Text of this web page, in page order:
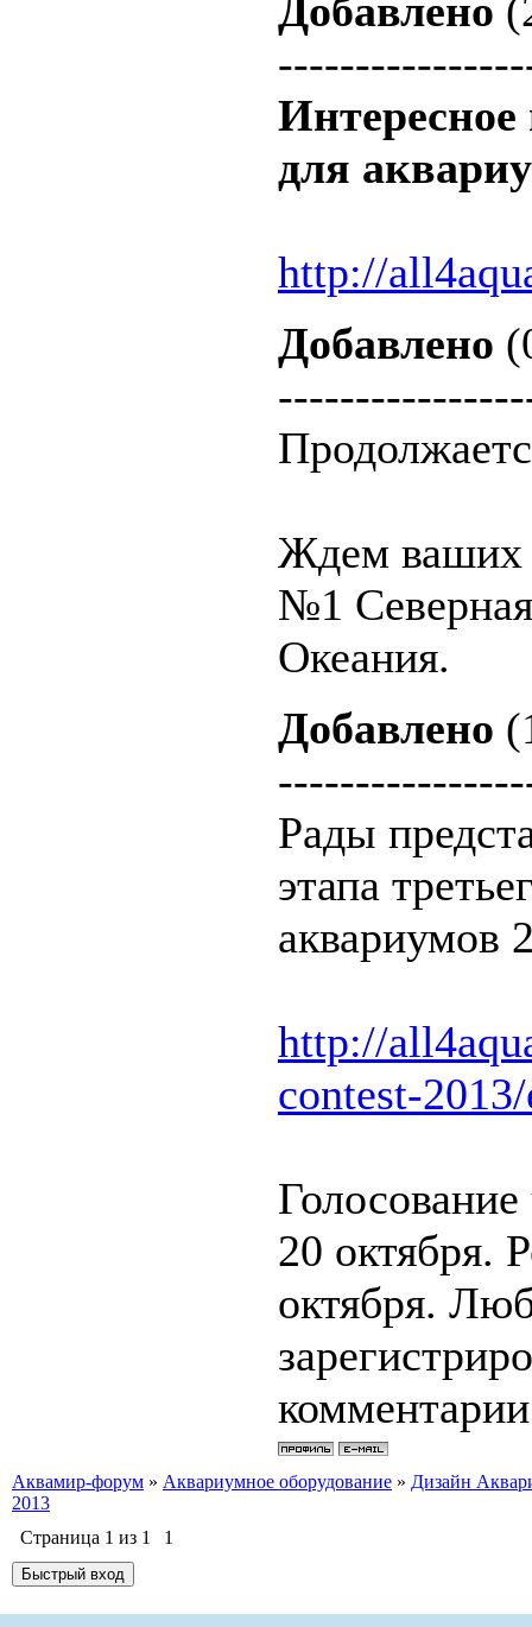
Добавлено
для
http://
Добавлено
Ждем ваших
№1
Океания.
Добавлено
Рады
этапа
аквариумов
http://
contest-
20 октября.
октября.
Аквамир-форум » Аквариумное оборудование » Дизайн
2013
Страница 1 из 1 1